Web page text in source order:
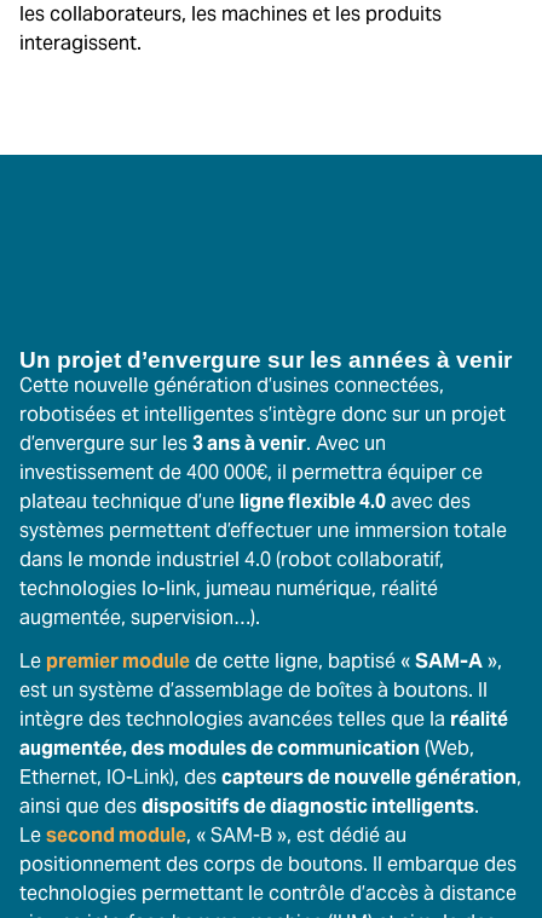
les collaborateurs, les machines et les produits
interagissent.
Un projet d’envergure sur les années à venir
Cette nouvelle génération d’usines connectées,
robotisées et intelligentes s’intègre donc sur un projet
d’envergure sur les3 ans à venir. Avec un
investissement de 400 000€, il permettra équiper ce
plateau technique d’uneligne flexible 4.0avec des
systèmes permettent d’effectuer une immersion totale
dans le monde industriel 4.0 (robot collaboratif,
technologies Io-link, jumeau numérique, réalité
augmentée, supervision…).
Le premier modulede cette ligne, baptisé «SAM-A»,
est un système d’assemblage de boîtes à boutons. Il
intègre des technologies avancées telles que la réalité
augmentée, des modules de communication(Web,
Ethernet, IO-Link), descapteurs de nouvelle génération,
ainsi que desdispositifs de diagnostic intelligents.
Lesecond module, « SAM-B », est dédié au
positionnement des corps de boutons. Il embarque des
technologies permettant le contrôle d’accès à distance